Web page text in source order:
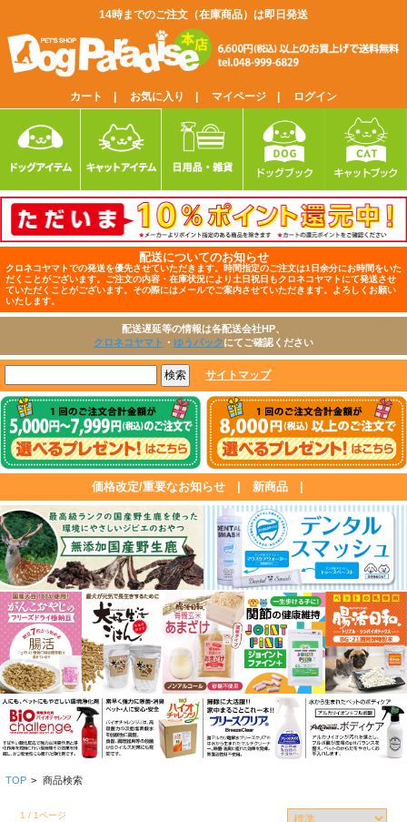
14時までのご注文（在庫商品）は即日発送
カート | お気に入り | マイページ | ログイン
配送についてのお知らせ
クロネコヤマトでの発送を優先させていただきます。時間指定のご注文は1日余分にお時間をいた
だくことがございます。ご注文の内容・在庫状況により土日祝日もクロネコヤマトにて発送させ
ていただくことがございます。その際にはメールでご案内させていただきます。よろしくお願い
いたします。
配送遅延等の情報は各配送会社HP、
クロネコヤマト ・ ゆうパックにてご確認ください
サイトマップ
価格改定/重要なお知らせ 新商品
TOP > 商品検索
1 / 1ページ